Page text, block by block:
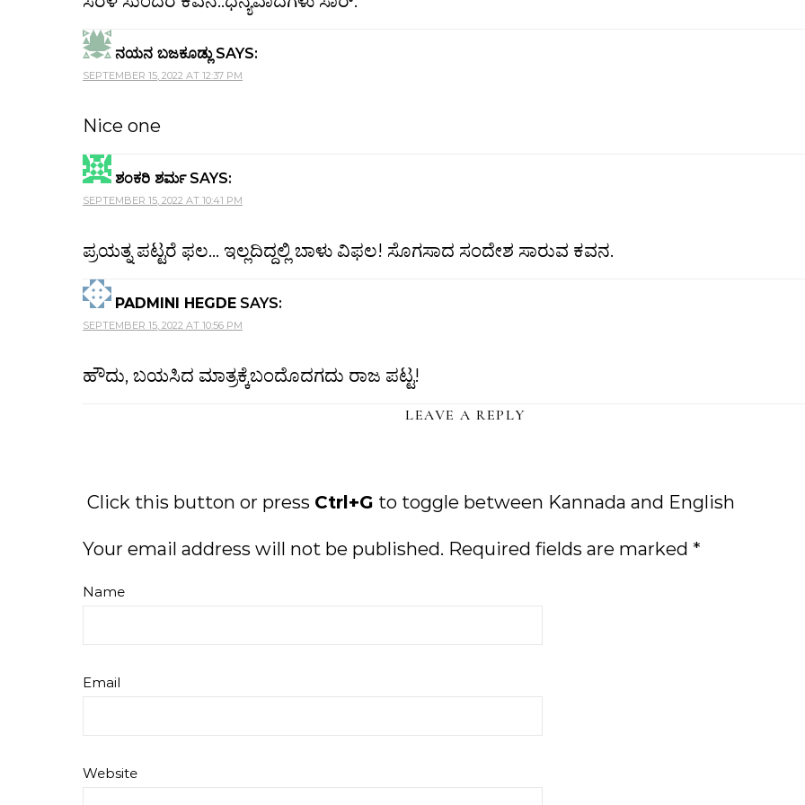
ನಯನ ಬಜಕೂಡ್ಲು SAYS:
SEPTEMBER 15, 2022 AT 12:37 PM
Nice one
ಶಂಕರಿ ಶರ್ಮ SAYS:
SEPTEMBER 15, 2022 AT 10:41 PM
ಪ್ರಯತ್ನ ಪಟ್ಟರೆ ಫಲ… ಇಲ್ಲದಿದ್ದಲ್ಲಿ ಬಾಳು ವಿಫಲ! ಸೊಗಸಾದ ಸಂದೇಶ ಸಾರುವ ಕವನ.
PADMINI HEGDE SAYS:
SEPTEMBER 15, 2022 AT 10:56 PM
ಹೌದು, ಬಯಸಿದ ಮಾತ್ರಕ್ಕೆಬಂದೊದಗದು ರಾಜ ಪಟ್ಟ!
LEAVE A REPLY
Click this button or press Ctrl+G to toggle between Kannada and English
Your email address will not be published. Required fields are marked *
Name
Email
Website